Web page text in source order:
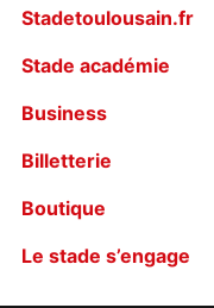
Stadetoulousain.fr
Stade académie
Business
Billetterie
Boutique
Le stade s’engage